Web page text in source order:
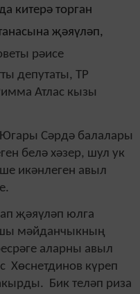
китерә торган
җәяүләп,
рәисе
депутаты, ТР
Атлас кызы
Югары Сәрдә балалары
белә хәзер, шул ук
икәнлеген авыл
җәяүләп юлга
мәйданчыкның
аларны авыл
Хөснетдинов күреп
Бик теләп риза